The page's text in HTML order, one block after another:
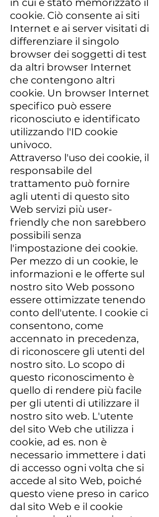
in cui è stato memorizzato il
cookie. Ciò consente ai siti
Internet e ai server visitati di
differenziare il singolo
browser dei soggetti di test
da altri browser Internet
che contengono altri
cookie. Un browser Internet
specifico può essere
riconosciuto e identificato
utilizzando l'ID cookie
univoco.
Attraverso l'uso dei cookie, il
responsabile del
trattamento può fornire
agli utenti di questo sito
Web servizi più user-
friendly che non sarebbero
possibili senza
l'impostazione dei cookie.
Per mezzo di un cookie, le
informazioni e le offerte sul
nostro sito Web possono
essere ottimizzate tenendo
conto dell'utente. I cookie ci
consentono, come
accennato in precedenza,
di riconoscere gli utenti del
nostro sito. Lo scopo di
questo riconoscimento è
quello di rendere più facile
per gli utenti di utilizzare il
nostro sito web. L'utente
del sito Web che utilizza i
cookie, ad es. non è
necessario immettere i dati
di accesso ogni volta che si
accede al sito Web, poiché
questo viene preso in carico
dal sito Web e il cookie